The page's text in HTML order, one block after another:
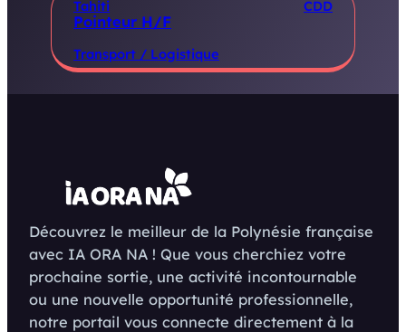
Tahiti CDD
Pointeur H/F
Transport / Logistique
Découvrez le meilleur de la Polynésie française
avec IA ORA NA ! Que vous cherchiez votre
prochaine sortie, une activité incontournable
ou une nouvelle opportunité professionnelle,
notre portail vous connecte directement à la